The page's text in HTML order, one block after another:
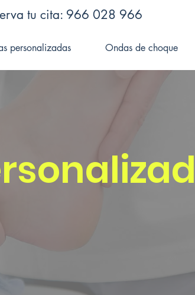
tu cita: 966 028 966
personalizadas Ondas de choque